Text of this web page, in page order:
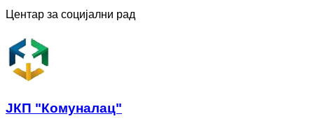
Центар за социјални рад
ЈКП "Комуналац"